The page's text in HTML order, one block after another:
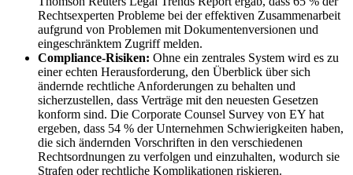
Rechtsexperten Probleme bei der effektiven Zusammenarbeit
aufgrund von Problemen mit Dokumentenversionen und
eingeschränktem Zugriff melden.
Compliance-Risiken: Ohne ein zentrales System wird es zu
einer echten Herausforderung, den Überblick über sich
ändernde rechtliche Anforderungen zu behalten und
sicherzustellen, dass Verträge mit den neuesten Gesetzen
konform sind. Die Corporate Counsel Survey von EY hat
ergeben, dass 54 % der Unternehmen Schwierigkeiten haben,
die sich ändernden Vorschriften in den verschiedenen
Rechtsordnungen zu verfolgen und einzuhalten, wodurch sie
Strafen oder rechtliche Komplikationen riskieren.